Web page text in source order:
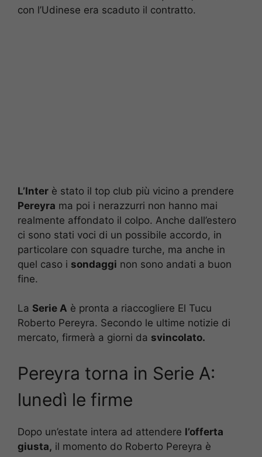
con l’Udinese era scaduto il contratto.
L’Inter è stato il top club più vicino a prendere
Pereyra ma poi i nerazzurri non hanno mai
realmente affondato il colpo. Anche dall’estero
ci sono stati voci di un possibile accordo, in
particolare con squadre turche, ma anche in
quel caso i sondaggi non sono andati a buon
fine.
La Serie A è pronta a riaccogliere El Tucu
Roberto Pereyra. Secondo le ultime notizie di
mercato, firmerà a giorni da svincolato.
Pereyra torna in Serie A:
lunedì le firme
Dopo un’estate intera ad attendere l’offerta
giusta, il momento do Roberto Pereyra è